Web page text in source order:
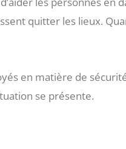
quitter les lieux.
en matière de
se présente.